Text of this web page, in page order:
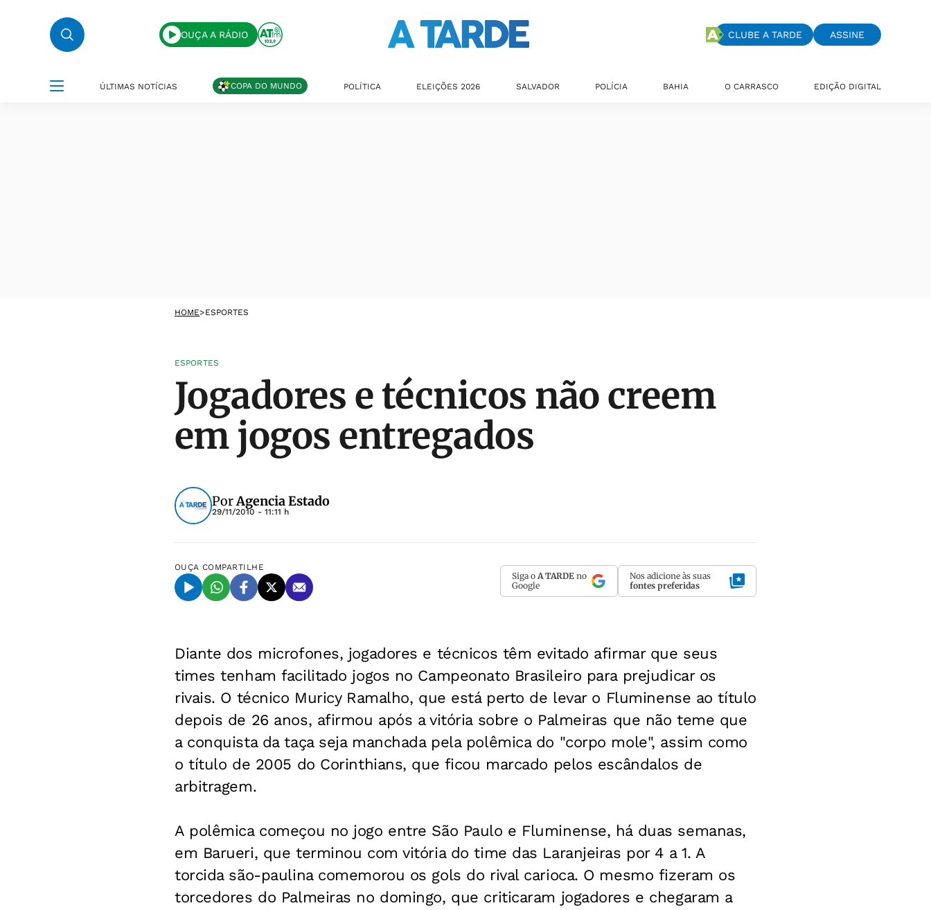
OUÇA A RÁDIO CLUBE A TARDE ASSINE
ÚLTIMAS NOTÍCIAS COPA DO MUNDO POLÍTICA ELEIÇÕES 2026 SALVADOR POLÍCIA BAHIA O CARRASCO EDIÇÃO DIGITAL
HOME>ESPORTES
ESPORTES
Jogadores e técnicos não creem
em jogos entregados
PorAgencia Estado
29/11/2010 - 11:11 h
OUÇA COMPARTILHE
Siga o A TARDE no
Google
Nos adicione às suas
fontes preferidas
Diante dos microfones, jogadores e técnicos têm evitado afirmar que seus
times tenham facilitado jogos no Campeonato Brasileiro para prejudicar os
rivais. O técnico Muricy Ramalho, que está perto de levar o Fluminense ao título
depois de 26 anos, afirmou após a vitória sobre o Palmeiras que não teme que
a conquista da taça seja manchada pela polêmica do "corpo mole", assim como
o título de 2005 do Corinthians, que ficou marcado pelos escândalos de
arbitragem.
A polêmica começou no jogo entre São Paulo e Fluminense, há duas semanas,
em Barueri, que terminou com vitória do time das Laranjeiras por 4 a 1. A
torcida são-paulina comemorou os gols do rival carioca. O mesmo fizeram os
torcedores do Palmeiras no domingo, que criticaram jogadores e chegaram a